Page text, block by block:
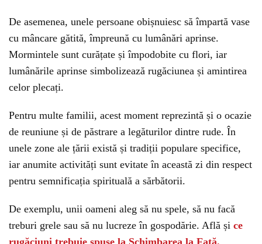
De asemenea, unele persoane obișnuiesc să împartă vase
cu mâncare gătită, împreună cu lumânări aprinse.
Mormintele sunt curățate și împodobite cu flori, iar
lumânările aprinse simbolizează rugăciunea și amintirea
celor plecați.
Pentru multe familii, acest moment reprezintă și o ocazie
de reuniune și de păstrare a legăturilor dintre rude. În
unele zone ale țării există și tradiții populare specifice,
iar anumite activități sunt evitate în această zi din respect
pentru semnificația spirituală a sărbătorii.
De exemplu, unii oameni aleg să nu spele, să nu facă
treburi grele sau să nu lucreze în gospodărie. Află și ce
rugăciuni trebuie spuse la Schimbarea la Față.